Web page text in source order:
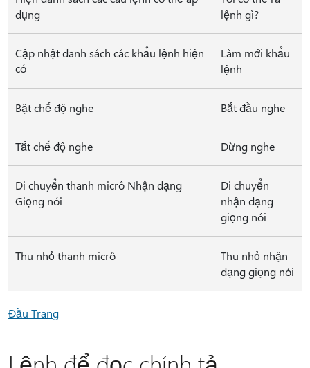
dụng
lệnh gì?
Cập nhật danh sách các khẩu lệnh hiện
có
Làm mới khẩu
lệnh
Bật chế độ nghe Bắt đầu nghe
Tắt chế độ nghe Dừng nghe
Di chuyển thanh micrô Nhận dạng
Giọng nói
Di chuyển
nhận dạng
giọng nói
Thu nhỏ thanh micrô
Thu nhỏ nhận
dạng giọng nói
Đầu Trang